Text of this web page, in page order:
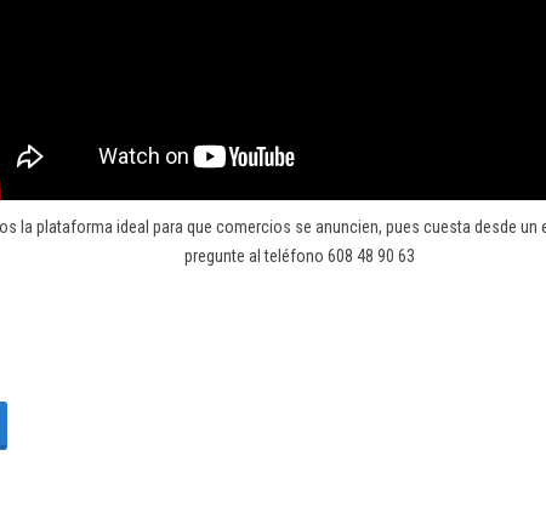
la plataforma ideal para que comercios se anuncien, pues cuesta desde un
pregunte al teléfono 608 48 90 63